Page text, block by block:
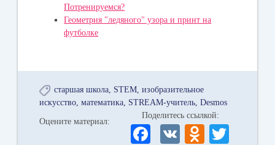
Потренируемся?
Геометрия "ледяного" узора и принт на
футболке
старшая школа STEM изобразительное
искусство математика STREAM-учитель Desmos
Оцените материал:
Поделитесь ссылкой:
Fa
V O